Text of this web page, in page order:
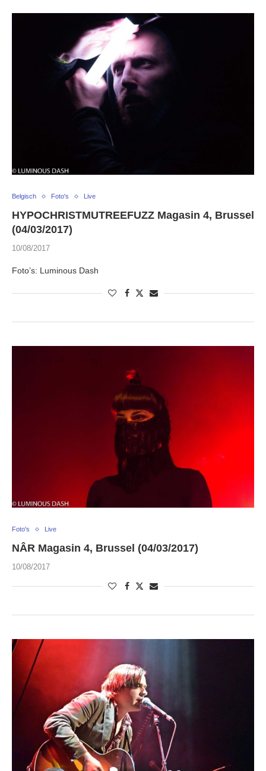
Belgisch Foto's Live
HYPOCHRISTMUTREEFUZZ Magasin 4, Brussel
(04/03/2017)
10/08/2017
Foto’s: Luminous Dash
Foto's Live
NÂR Magasin 4, Brussel (04/03/2017)
10/08/2017